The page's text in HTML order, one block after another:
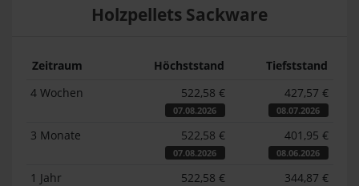
Holzpellets Sackware
Zeitraum Höchststand
Tiefststand
4 Wochen
522,58 €
07.08.2026
427,57 €
08.07.2026
3 Monate 522,58 €
07.08.2026
401,95 €
08.06.2026
1 Jahr 522,58 € 344,87 €